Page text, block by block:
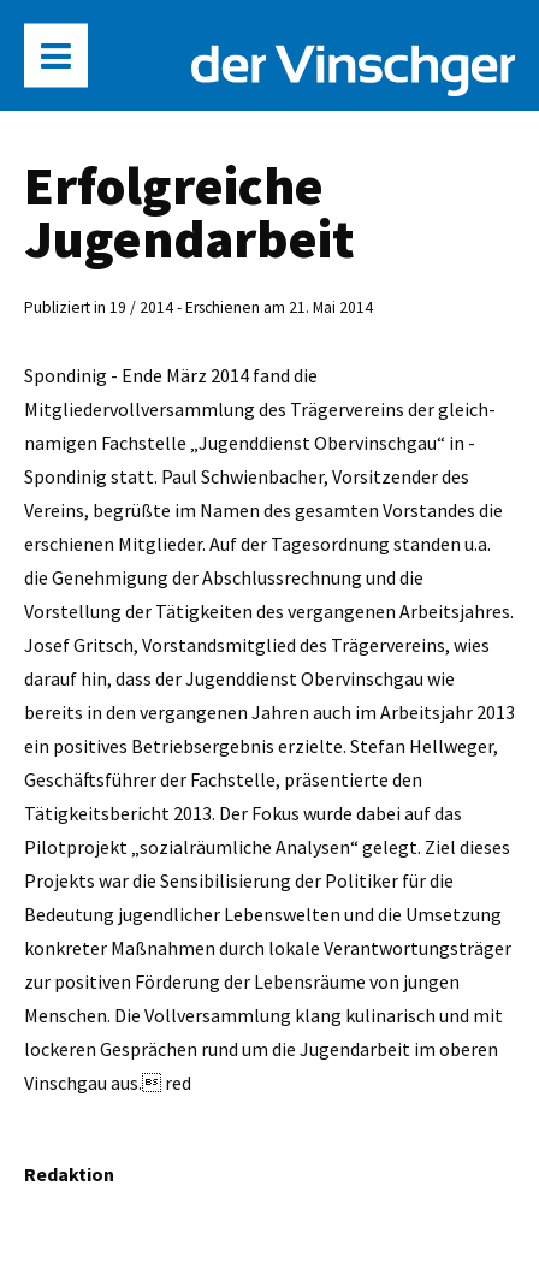
Erfolgreiche
Jugendarbeit
Publiziert in 19 / 2014 - Erschienen am 21. Mai 2014
Spondinig - Ende März 2014 fand die
Mitgliedervollversammlung des Trägervereins der gleich­
namigen Fachstelle „Jugenddienst Obervinschgau“ in ­
Spondinig statt. Paul Schwienbacher, ­Vorsitzender des
Vereins, begrüßte im Namen des gesamten Vorstandes die
erschienen Mitglieder. Auf der Tagesordnung standen u.a.
die Genehmigung der Abschlussrechnung und die
Vorstellung der Tätigkeiten des vergangenen Arbeits­jahres.
Josef Gritsch, Vorstands­mitglied des Trägervereins, wies
darauf hin, dass der Jugenddienst Obervinschgau wie
bereits in den vergangenen Jahren auch im Arbeitsjahr 2013
ein positives Betriebsergebnis erzielte. Stefan Hellweger,
Geschäftsführer der Fachstelle, präsentierte den
Tätigkeitsbericht 2013. Der Fokus wurde dabei auf das
Pilotprojekt „sozialräumliche Analysen“ gelegt. Ziel dieses
Projekts war die Sensibilisierung der Politiker für die
Bedeutung jugendlicher Lebenswelten und die Umsetzung
konkreter Maßnahmen durch lokale Verantwortungsträger
zur positiven Förderung der Lebensräume von jungen
Menschen. Die Vollversammlung klang kulinarisch und mit
lockeren ­Gesprächen rund um die Jugendarbeit im oberen
Vinschgau aus. red
Redaktion